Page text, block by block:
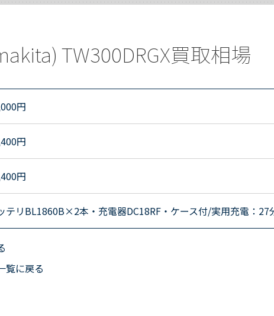
TW300DRGX買取相場
円
円
円
テリBL1860B×2本・充電器DC18RF・ケース付/実用充電：
覧に戻る